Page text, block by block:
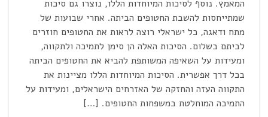
המאמץ. נוסף לסיכות המיוחדות הללו, נוצרו גם סיכות
שמתייחסות להשבת החטופים הביתה. אחרי שבועות של
מתח ודאגה, כל ישראלי רוצה לראות את החטופים חוזרים
לביתם בשלום. הסיכות האלה הן סימן לתמיכה ולתקווה,
ומעידות על השאיפה המשותפת להביא את החטופים הביתה
בכל דרך אפשרית. הסיכות המיוחדות הללו מציינות את
התקווה העזה והחזקה של האזרחים הישראלים, ומעידות על
התמיכה המוחלטת במשפחות החטופים. […]